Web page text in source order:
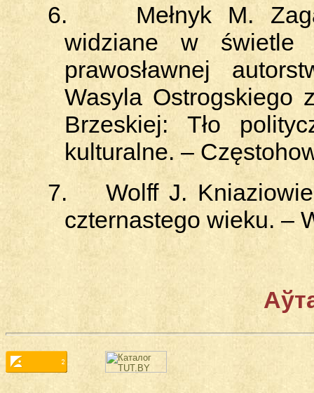
6.
Mełnyk M.
widziane w świetle
prawosławnej
Wasyla Ostrogskiego
Brzeskiej: Tło
kulturalne. –
7.
Wolff J.
czternastego wieku. –